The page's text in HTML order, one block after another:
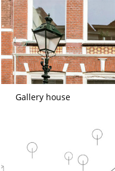
Gallery house